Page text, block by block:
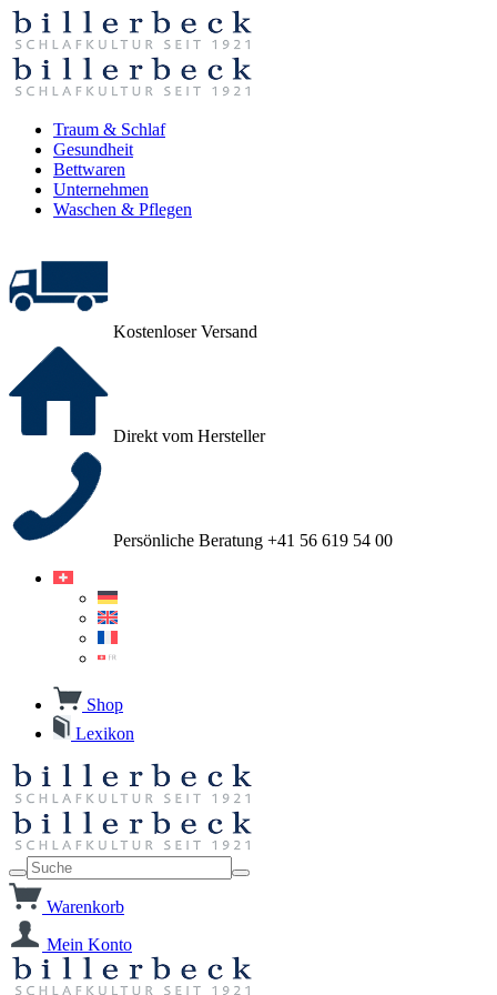
Traum & Schlaf
Gesundheit
Bettwaren
Unternehmen
Waschen & Pflegen
Kostenloser Versand
Direkt vom Hersteller
Persönliche Beratung +41 56 619 54 00
Shop
Lexikon
Warenkorb
Mein Konto